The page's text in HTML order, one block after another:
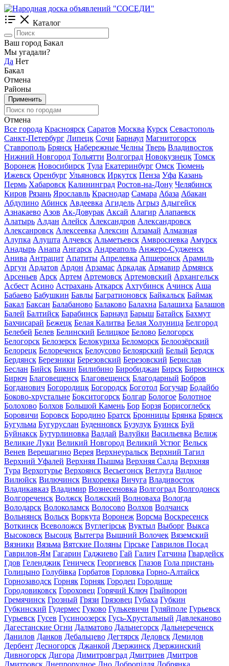
Каталог
Ваш город Бакал
Мы угадали?
Да Нет
Бакал
Отмена
Районы
Применить
Отмена
Все города Красноярск Саратов Москва Курск Севастополь
Санкт-Петербург Липецк Сочи Барнаул Магнитогорск
Ставрополь Брянск Набережные Челны Тверь Владивосток
Нижний Новгород Тольятти Волгоград Новокузнецк Томск
Воронеж Новосибирск Тула Екатеринбург Омск Тюмень
Ижевск Оренбург Ульяновск Иркутск Пенза Уфа Казань
Пермь Хабаровск Калининград Ростов-на-Дону Челябинск
Киров Рязань Ярославль Краснодар Самара Абаза Абакан
Абдулино Абинск Авдеевка Агидель Агрыз Адыгейск
Азнакаево Азов Ак-Довурак Аксай Алагир Алапаевск
Алатырь Алдан Алейск Александров Александровск
Алексанровск Алексеевка Алексин Алзамай Алмазная
Алупка Алушта Алчевск Альметьевск Амвросиевка Амурск
Анадырь Анапа Ангарск Андреаполь Анжеро-Судженск
Анива Антрацит Апатиты Апрелевка Апшеронск Арамиль
Аргун Ардатов Ардон Арзамас Аркадак Армавир Армянск
Арсеньев Арск Артем Артемовск Артемовский Архангельск
Асбест Асино Астрахань Аткарск Ахтубинск Ачинск Аша
Бабаево Бабушкин Бавлы Багратионовск Байкальск Баймак
Бакал Баксан Балабаново Балаково Балахна Балашиха Балашов
Балей Балтийск Барабинск Барнаул Барыш Батайск Бахмут
Бахчисарай Бежецк Белая Калитва Белая Холуница Белгород
Белебей Белев Белинский Белицкое Белово Белогорск
Белогорск Белозерск Белокуриха Беломорск Белоозёрский
Белорецк Белореченск Белоусово Белоярский Белый Бердск
Бердянск Березники Березовский Березовский Берислав
Беслан Бийск Бикин Билибино Биробиджан Бирск Бирюсинск
Бирюч Благовещенск Благовещенск Благодарный Бобров
Богданович Богородицк Богородск Боготол Богучар Бодайбо
Боково-хрустальне Бокситогорск Болгар Бологое Болотное
Болохово Болхов Большой Камень Бор Борзя Борисоглебск
Боровичи Боровск Бородино Братск Бронницы Брянка Брянск
Бугульма Бугуруслан Буденновск Бузулук Буинск Буй
Буйнакск Бутурлиновка Валдай Валуйки Васильевка Велиж
Великие Луки Великий Новгород Великий Устюг Вельск
Венев Верещагино Верея Верхнеуральск Верхний Тагил
Верхний Уфалей Верхняя Пышма Верхняя Салда Верхняя
Тура Верхотурье Верхоянск Весьегонск Ветлуга Видное
Вилюйск Вилючинск Вихоревка Вичуга Владивосток
Владикавказ Владимир Вознесеновка Волгоград Волгодонск
Волгореченск Волжск Волжский Волноваха Вологда
Володарск Волоколамск Волосово Волхов Волчанск
Вольнянск Вольск Воркута Воронеж Ворсма Воскресенск
Воткинск Всеволожск Вуглегірськ Вуктыл Выборг Выкса
Высоковск Высоцк Вытегра Вышний Волочек Вяземский
Вязники Вязьма Вятские Поляны Гірське Гаврилов Посад
Гаврилов-Ям Гагарин Гаджиево Гай Галич Гатчина Гвардейск
Гдов Геленджик Геническ Георгиевск Глазов Гола пристань
Голицыно Голубівка Горбатов Горловка Горно-Алтайск
Горнозаводск Горняк Горняк Городец Городище
Городовиковск Гороховец Горячий Ключ Грайворон
Гремячинск Грозный Грязи Грязовец Губаха Губкин
Губкинский Гудермес Гуково Гулькевичи Гуляйполе Гурьевск
Гурьевск Гусев Гусиноозерск Гусь-Хрустальный Давлеканово
Дагестанские Огни Далматово Дальнегорск Дальнереченск
Данилов Данков Дебальцево Дегтярск Дедовск Демидов
Дербент Десногорск Джанкой Дзержинск Дзержинский
Дивногорск Дигора Димитровград Дмитриев Дмитров
Дмитровск Днепрорудное Дно Добропілля Добрянка